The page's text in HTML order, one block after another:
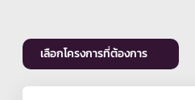
เลือกโครงการที่ต้องการ